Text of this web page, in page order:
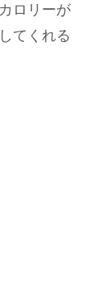
ロリーが
てくれる